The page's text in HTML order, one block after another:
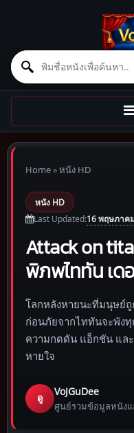
Search for:
Skip to content
Home»หนัง HD
หนัง HD
Last Updated:16 พฤษภาค
Attack on
พิภพไททัน เด
โลกหลังหายนะที่มนุษย์
ก่อนภัยจากไททันจะพังทุ
ความกดดัน แอ็กชัน แล
หายใจ
ดู
VoJGuDee
ศูนย์รวมข้อมูลหนัง